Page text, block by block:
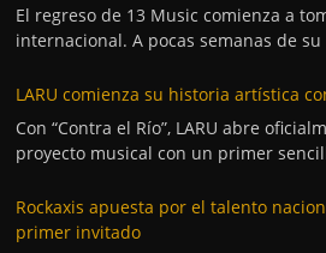
El regreso de 13 Music comienza a
internacional. A pocas semanas de
LARU comienza su historia artística
Con “Contra el Río”, LARU abre
proyecto musical con un primer
Rockaxis apuesta por el talento
primer invitado